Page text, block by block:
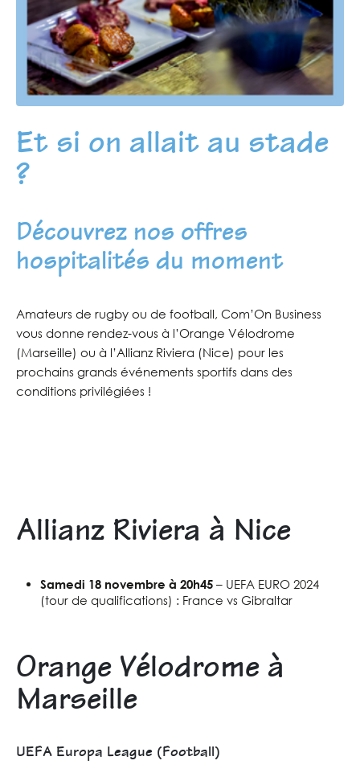
Et si on allait au stade
?
Découvrez nos offres
hospitalités du moment
Amateurs de rugby ou de football, Com’On Business
vous donne rendez-vous à l’Orange Vélodrome
(Marseille) ou à l’Allianz Riviera (Nice) pour les
prochains grands événements sportifs dans des
conditions privilégiées !
Allianz Riviera à Nice
Samedi 18 novembre à 20h45– UEFA EURO 2024
(tour de qualifications) : France vs Gibraltar
Orange Vélodrome à
Marseille
UEFA Europa League (Football)